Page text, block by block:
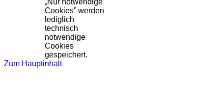
„Nur notwendige
Cookies” werden
lediglich
technisch
notwendige
Cookies
gespeichert.
Zum Hauptinhalt